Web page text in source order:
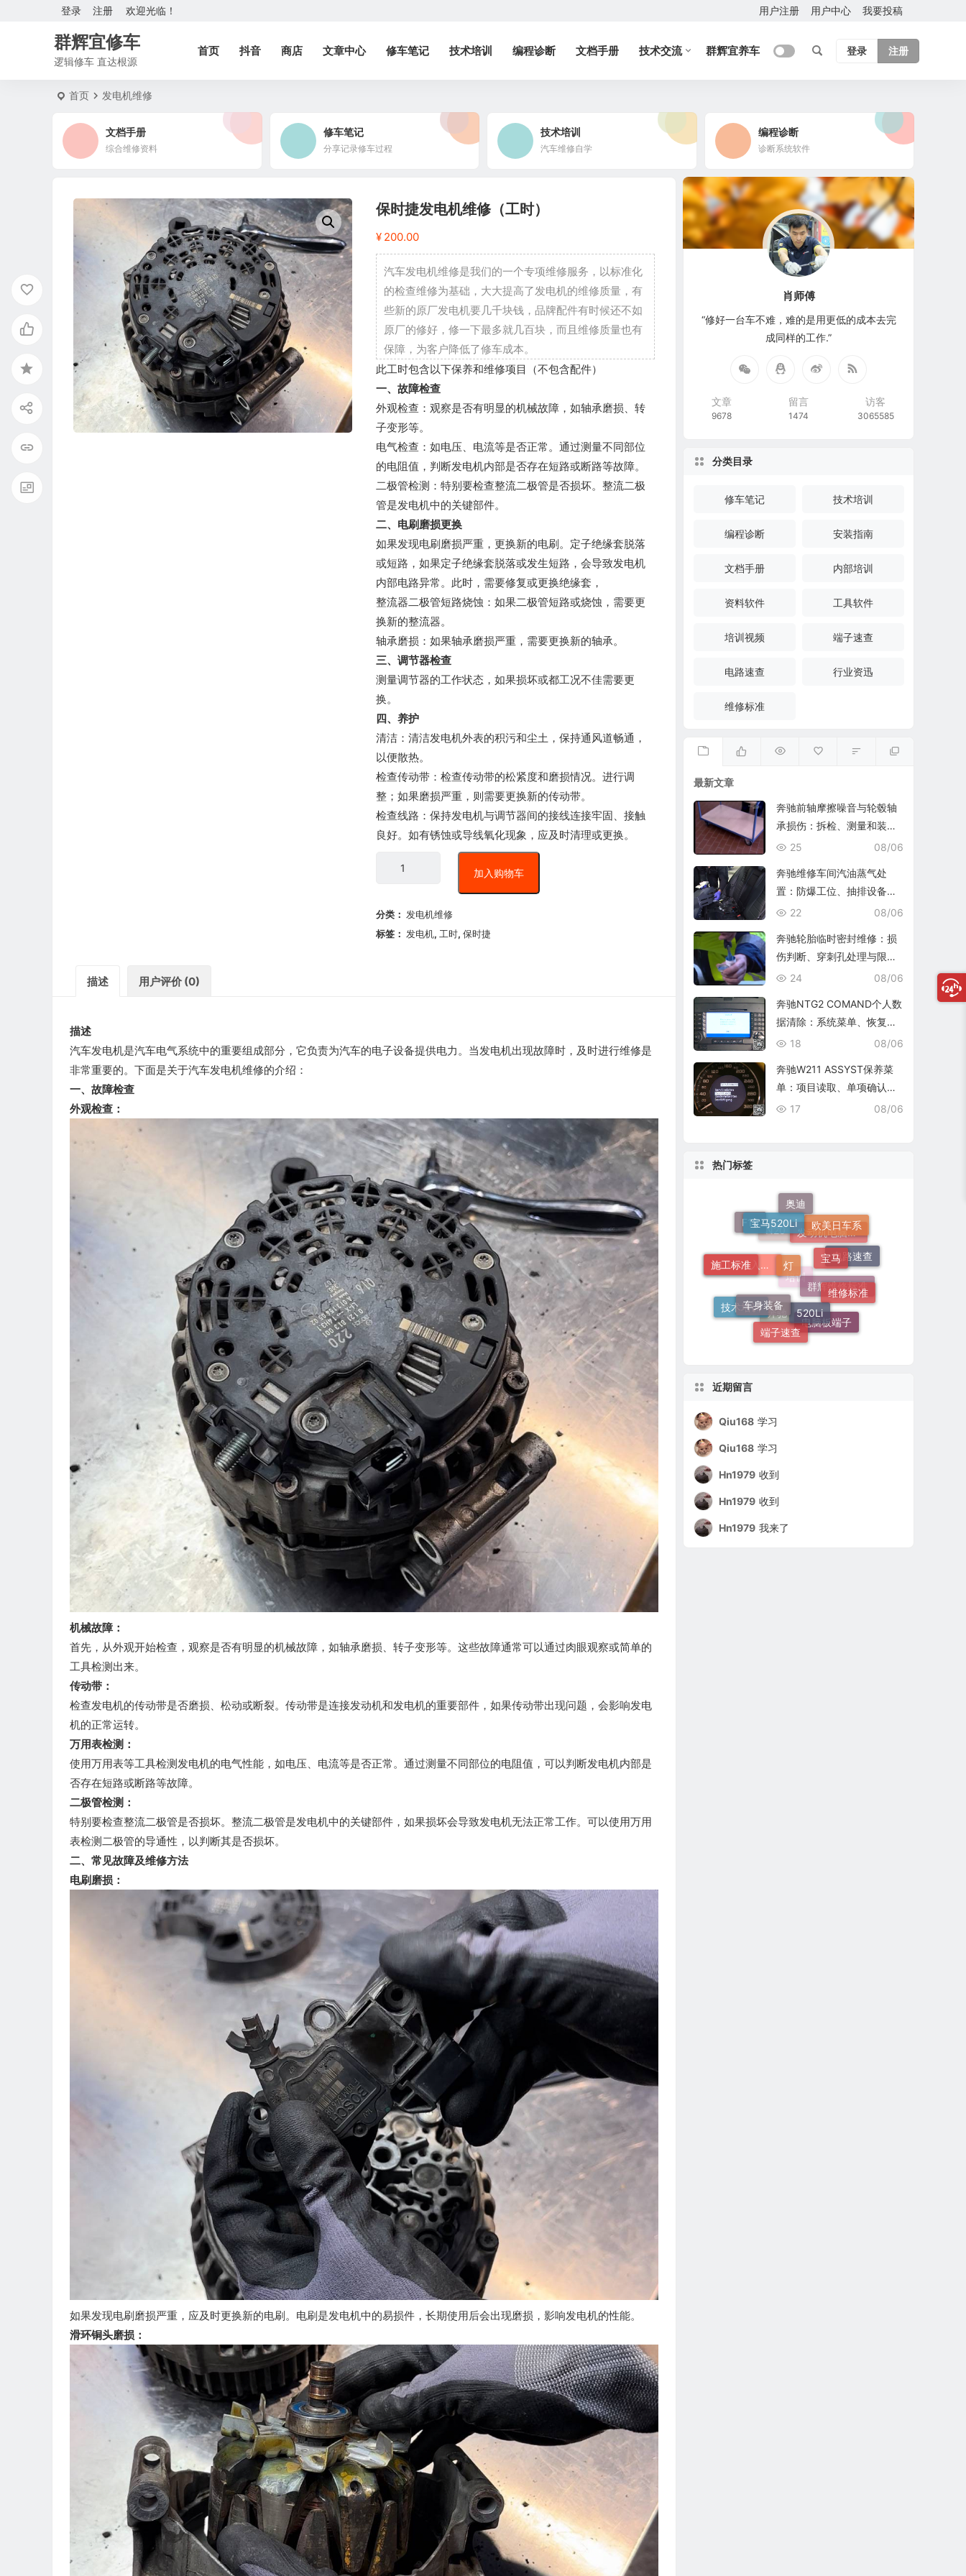
欢迎光临！
登录 注册 用户注册 用户中心 我要投稿
群辉宜修车
逻辑修车 直达根源
首页 抖音 商店 文章中心 修车笔记 技术培训 编程诊断 文档手册 技术交流 群辉宜养车 登录 注册
首页 发电机维修
文档手册
综合维修资料
修车笔记
分享记录修车过程
技术培训
汽车维修自学
编程诊断
诊断系统软件
保时捷发电机维修（工时）
¥ 200.00
汽车发电机维修是我们的一个专项维修服务，以标准化
的检查维修为基础，大大提高了发电机的维修质量，有
些新的原厂发电机要几千块钱，品牌配件有时候还不如
原厂的修好，修一下最多就几百块，而且维修质量也有
保障，为客户降低了修车成本。
此工时包含以下保养和维修项目（不包含配件）
一、故障检查
外观检查：观察是否有明显的机械故障，如轴承磨损、转
子变形等。
电气检查：如电压、电流等是否正常。通过测量不同部位
的电阻值，判断发电机内部是否存在短路或断路等故障。
二极管检测：特别要检查整流二极管是否损坏。整流二极
管是发电机中的关键部件。
二、电刷磨损更换
如果发现电刷磨损严重，更换新的电刷。定子绝缘套脱落
或短路，如果定子绝缘套脱落或发生短路，会导致发电机
内部电路异常。此时，需要修复或更换绝缘套，
整流器二极管短路烧蚀：如果二极管短路或烧蚀，需要更
换新的整流器。
轴承磨损：如果轴承磨损严重，需要更换新的轴承。
三、调节器检查
测量调节器的工作状态，如果损坏或都工况不佳需要更
换。
四、养护
清洁：清洁发电机外表的积污和尘土，保持通风道畅通，
以便散热。
检查传动带：检查传动带的松紧度和磨损情况。进行调
整；如果磨损严重，则需要更换新的传动带。
检查线路：保持发电机与调节器间的接线连接牢固、接触
良好。如有锈蚀或导线氧化现象，应及时清理或更换。
加入购物车
分类： 发电机维修
标签： 发电机, 工时, 保时捷
描述 用户评价 (0)
描述
汽车发电机是汽车电气系统中的重要组成部分，它负责为汽车的电子设备提供电力。当发电机出现故障时，及时进行维修是
非常重要的。下面是关于汽车发电机维修的介绍：
一、故障检查
外观检查：
机械故障：
首先，从外观开始检查，观察是否有明显的机械故障，如轴承磨损、转子变形等。这些故障通常可以通过肉眼观察或简单的
工具检测出来。
传动带：
检查发电机的传动带是否磨损、松动或断裂。传动带是连接发动机和发电机的重要部件，如果传动带出现问题，会影响发电
机的正常运转。
万用表检测：
使用万用表等工具检测发电机的电气性能，如电压、电流等是否正常。通过测量不同部位的电阻值，可以判断发电机内部是
否存在短路或断路等故障。
二极管检测：
特别要检查整流二极管是否损坏。整流二极管是发电机中的关键部件，如果损坏会导致发电机无法正常工作。可以使用万用
表检测二极管的导通性，以判断其是否损坏。
二、常见故障及维修方法
电刷磨损：
如果发现电刷磨损严重，应及时更换新的电刷。电刷是发电机中的易损件，长期使用后会出现磨损，影响发电机的性能。
滑环铜头磨损：
肖师傅
“修好一台车不难，难的是用更低的成本去完
成同样的工作.”
文章
9678
留言
1474
访客
3065585
分类目录
修车笔记 技术培训
编程诊断 安装指南
文档手册 内部培训
资料软件 工具软件
培训视频 端子速查
电路速查 行业资迅
维修标准
最新文章
奔驰前轴摩擦噪音与轮毂轴
承损伤：拆检、测量和装复
复查
08/06
25
奔驰维修车间汽油蒸气处
置：防爆工位、抽排设备与
燃油收集
08/06
22
奔驰轮胎临时密封维修：损
伤判断、穿刺孔处理与限速
复查
08/06
24
奔驰NTG2 COMAND个人数
据清除：系统菜单、恢复出
厂与结果确认
08/06
18
奔驰W211 ASSYST保养菜
单：项目读取、单项确认与
复位核查
08/06
17
热门标签
奔驰培训
群辉维修标准
电脑板端子
端子速查
技术培训51 16 嵌入式烟灰缸托架N20 发动机电脑端子
电路速查
维修标准
520Li
车身装备
F18 奥迪
欧美日车系
宝马
灯
宝马520Li
近期留言
Qiu168 学习
Qiu168 学习
Hn1979 收到
Hn1979 收到
Hn1979 我来了